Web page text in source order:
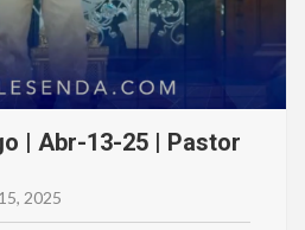
| Abr-13-25 | Pastor
2025